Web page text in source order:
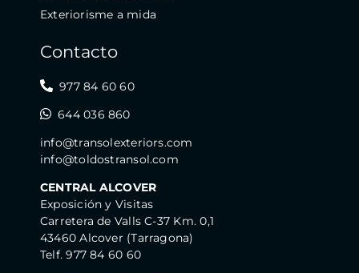
Exteriorisme a mida
Contacto
977 84 60 60
644 036 860
info@transolexteriors.com
info@toldostransol.com
CENTRAL ALCOVER
Exposición y Visitas
Carretera de Valls C-37 Km. 0,1
43460 Alcover (Tarragona)
Telf. 977 84 60 60